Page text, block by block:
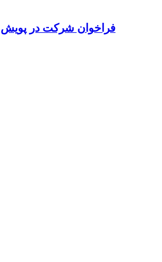
فراخوان شرکت در پویش